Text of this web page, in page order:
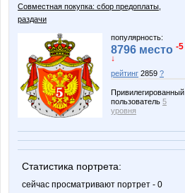
Совместная покупка: сбор предоплаты,
раздачи
популярность:
8796 место -5
↓
рейтинг 2859 ?
Привилегированный
пользователь 5
уровня
Статистика портрета:
сейчас просматривают портрет - 0